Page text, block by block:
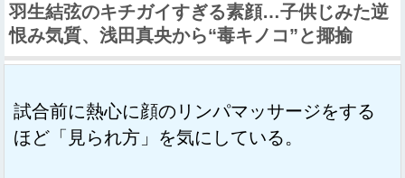
羽生結弦のキチガイすぎる素顔…子供じみた逆
恨み気質、浅田真央から“毒キノコ”と揶揄
試合前に熱心に顔のリンパマッサージをする
ほど「見られ方」を気にしている。